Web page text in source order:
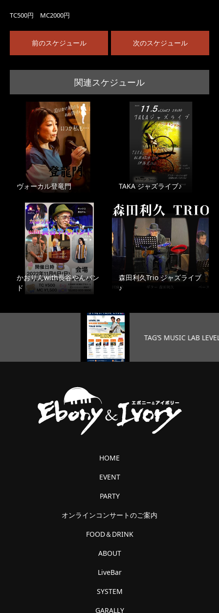
TC500円 MC2000円
前のスケジュール 次のスケジュール
関連スケジュール
ヴォーカル登竜門 TAKA ジャズライブ♪
かおりんwith長谷やんバン
ド
森田利久Trio ジャズライブ
♪
TAG’S MUSIC LAB LEVEL25 …
HOME
EVENT
PARTY
オンラインコンサートのご案内
FOOD＆DRINK
ABOUT
LiveBar
SYSTEM
GARALLY